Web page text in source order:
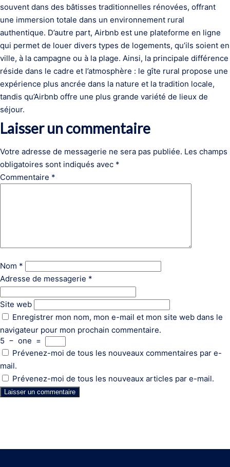
souvent dans des bâtisses traditionnelles rénovées, offrant
une immersion totale dans un environnement rural
authentique. D’autre part, Airbnb est une plateforme en ligne
qui permet de louer divers types de logements, qu’ils soient en
ville, à la campagne ou à la plage. Ainsi, la principale différence
réside dans le cadre et l’atmosphère : le gîte rural propose une
expérience plus ancrée dans la nature et la tradition locale,
tandis qu’Airbnb offre une plus grande variété de lieux de
séjour.
Laisser un commentaire
Votre adresse de messagerie ne sera pas publiée. Les champs
obligatoires sont indiqués avec *
Commentaire *
Nom *
Adresse de messagerie *
Site web
Enregistrer mon nom, mon e-mail et mon site web dans le
navigateur pour mon prochain commentaire.
5 − one =
Prévenez-moi de tous les nouveaux commentaires par e-
mail.
Prévenez-moi de tous les nouveaux articles par e-mail.